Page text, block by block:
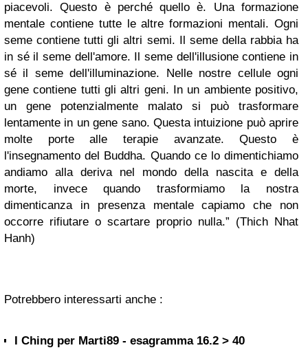
piacevoli. Questo è perché quello è. Una formazione
mentale contiene tutte le altre formazioni mentali. Ogni
seme contiene tutti gli altri semi. Il seme della rabbia ha
in sé il seme dell'amore. Il seme dell'illusione contiene in
sé il seme dell'illuminazione. Nelle nostre cellule ogni
gene contiene tutti gli altri geni. In un ambiente positivo,
un gene potenzialmente malato si può trasformare
lentamente in un gene sano. Questa intuizione può aprire
molte porte alle terapie avanzate. Questo è
l'insegnamento del Buddha. Quando ce lo dimentichiamo
andiamo alla deriva nel mondo della nascita e della
morte, invece quando trasformiamo la nostra
dimenticanza in presenza mentale capiamo che non
occorre rifiutare o scartare proprio nulla.” (Thich Nhat
Hanh)
Potrebbero interessarti anche :
I Ching per Marti89 - esagramma 16.2 > 40